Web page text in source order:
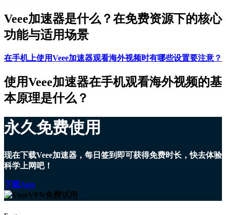
Veee加速器是什么？在免费资源下的核心
功能与适用场景
在手机上使用Veee加速器观看海外视频时有哪些设置要注意？
使用Veee加速器在手机观看海外视频的基
本原理是什么？
永久免费使用
现在下载Veee加速器，每日签到即可获得免费时长，快去体验
科学上网吧！
下载App